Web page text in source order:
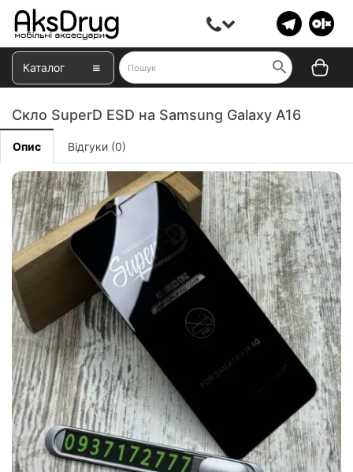
Каталог
Скло SuperD ESD на Samsung Galaxy A16
Опис Відгуки (0)